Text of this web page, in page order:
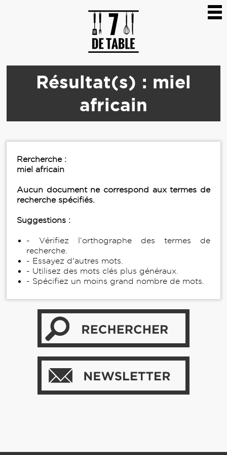
Résultat(s) : miel
africain
Rercherche :
miel africain
Aucun document ne correspond aux termes de
recherche spécifiés.
Suggestions :
- Vérifiez l’orthographe des termes de
recherche.
- Essayez d'autres mots.
- Utilisez des mots clés plus généraux.
- Spécifiez un moins grand nombre de mots.